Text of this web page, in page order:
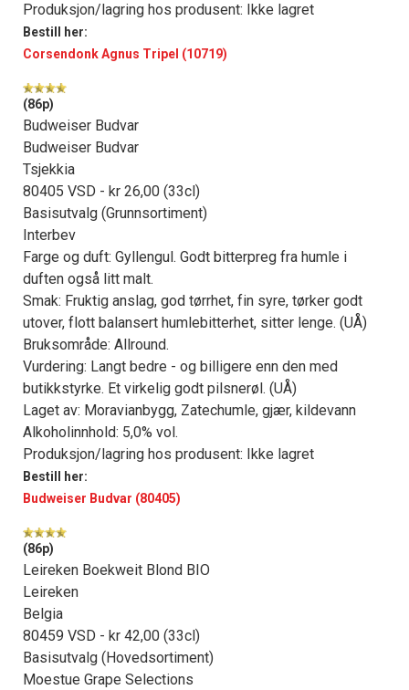
Produksjon/lagring hos produsent: Ikke lagret
Bestill her:
Corsendonk Agnus Tripel (10719)
(86p)
Budweiser Budvar
Budweiser Budvar
Tsjekkia
80405 VSD - kr 26,00 (33cl)
Basisutvalg (Grunnsortiment)
Interbev
Farge og duft: Gyllengul. Godt bitterpreg fra humle i
duften også litt malt.
Smak: Fruktig anslag, god tørrhet, fin syre, tørker godt
utover, flott balansert humlebitterhet, sitter lenge. (UÅ)
Bruksområde: Allround.
Vurdering: Langt bedre - og billigere enn den med
butikkstyrke. Et virkelig godt pilsnerøl. (UÅ)
Laget av: Moravianbygg, Zatechumle, gjær, kildevann
Alkoholinnhold: 5,0% vol.
Produksjon/lagring hos produsent: Ikke lagret
Bestill her:
Budweiser Budvar (80405)
(86p)
Leireken Boekweit Blond BIO
Leireken
Belgia
80459 VSD - kr 42,00 (33cl)
Basisutvalg (Hovedsortiment)
Moestue Grape Selections